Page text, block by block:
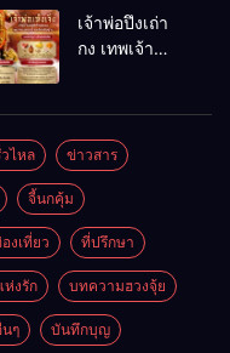
พลังชีวิต
เจ้าพ่อปึงเถ่า
กง เทพเจ้า
วไหล ข่าวสาร
จี้นกคุ้ม
งเที่ยว ที่ปรึกษา
งรัก บทความฮวงจุ้ย
ๆ บันทึกบุญ